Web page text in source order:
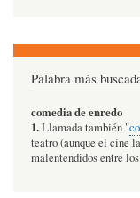
Palabra más
comedia de enredo
1.Llamada también "
teatro (aunque el cine
malentendidos entre